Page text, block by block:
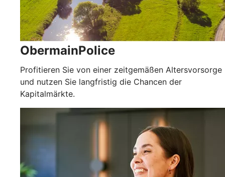
ObermainPolice
Profitieren Sie von einer zeitgemäßen Altersvorsorge
und nutzen Sie langfristig die Chancen der
Kapitalmärkte.